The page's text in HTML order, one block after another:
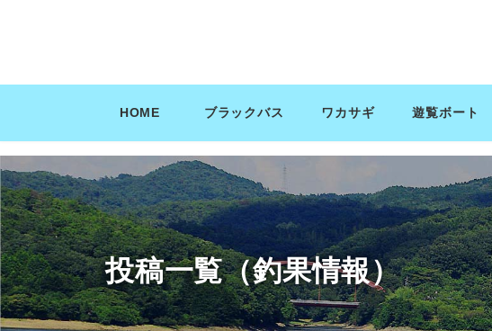
ン
ス
キ
ッ
プ
ー
ン
に
移
動
HOME ブラックバス ワカサギ 遊覧ボート
投稿一覧（釣果情報）